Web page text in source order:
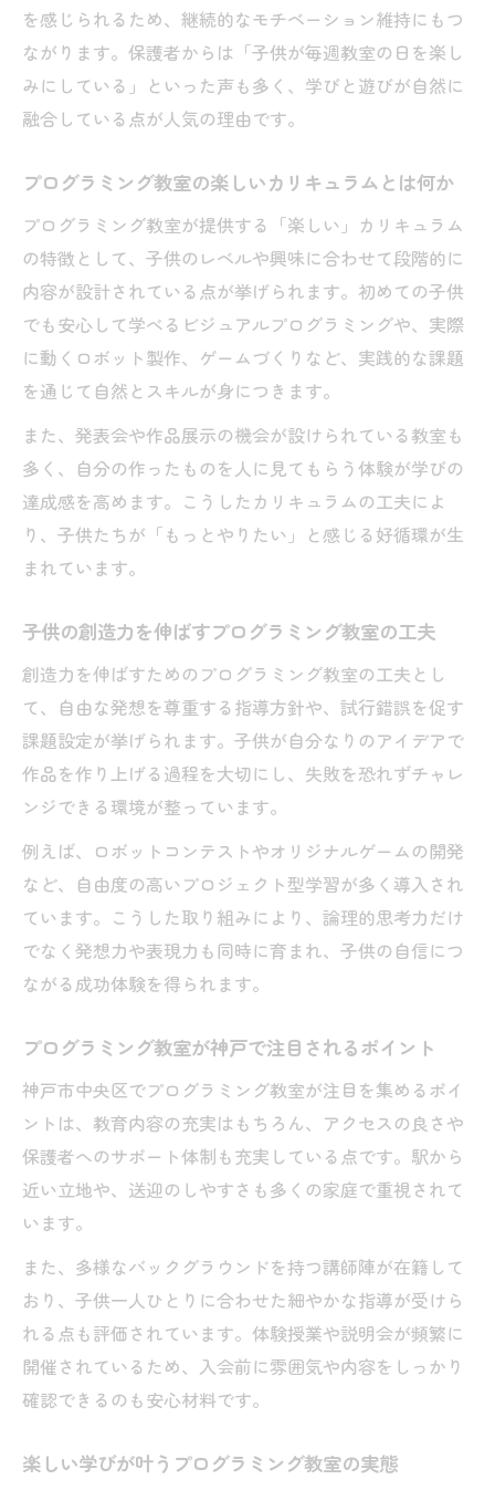
を感じられるため、継続的なモチベーション維持にもつ
ながります。保護者からは「子供が毎週教室の日を楽し
みにしている」といった声も多く、学びと遊びが自然に
融合している点が人気の理由です。
プログラミング教室の楽しいカリキュラムとは何か
プログラミング教室が提供する「楽しい」カリキュラム
の特徴として、子供のレベルや興味に合わせて段階的に
内容が設計されている点が挙げられます。初めての子供
でも安心して学べるビジュアルプログラミングや、実際
に動くロボット製作、ゲームづくりなど、実践的な課題
を通じて自然とスキルが身につきます。
また、発表会や作品展示の機会が設けられている教室も
多く、自分の作ったものを人に見てもらう体験が学びの
達成感を高めます。こうしたカリキュラムの工夫によ
り、子供たちが「もっとやりたい」と感じる好循環が生
まれています。
子供の創造力を伸ばすプログラミング教室の工夫
創造力を伸ばすためのプログラミング教室の工夫とし
て、自由な発想を尊重する指導方針や、試行錯誤を促す
課題設定が挙げられます。子供が自分なりのアイデアで
作品を作り上げる過程を大切にし、失敗を恐れずチャレ
ンジできる環境が整っています。
例えば、ロボットコンテストやオリジナルゲームの開発
など、自由度の高いプロジェクト型学習が多く導入され
ています。こうした取り組みにより、論理的思考力だけ
でなく発想力や表現力も同時に育まれ、子供の自信につ
ながる成功体験を得られます。
プログラミング教室が神戸で注目されるポイント
神戸市中央区でプログラミング教室が注目を集めるポイ
ントは、教育内容の充実はもちろん、アクセスの良さや
保護者へのサポート体制も充実している点です。駅から
近い立地や、送迎のしやすさも多くの家庭で重視されて
います。
また、多様なバックグラウンドを持つ講師陣が在籍して
おり、子供一人ひとりに合わせた細やかな指導が受けら
れる点も評価されています。体験授業や説明会が頻繁に
開催されているため、入会前に雰囲気や内容をしっかり
確認できるのも安心材料です。
楽しい学びが叶うプログラミング教室の実態